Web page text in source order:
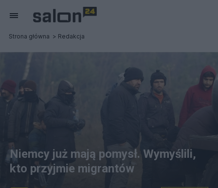
Strona główna Redakcja
Niemcy już mają pomysł. Wymyślili,
kto przyjmie migrantów